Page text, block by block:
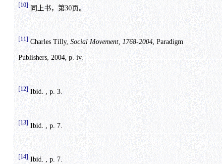
[10] 同上书，第30页。
[11] Charles Tilly, Social Movement, 1768-2004, Paradigm
Publishers, 2004, p. iv.
[12] Ibid. , p. 3.
[13] Ibid. , p. 7.
[14] Ibid. , p. 7.